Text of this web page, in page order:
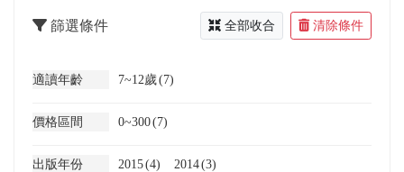
篩選條件 全部收合 清除條件
適讀年齡 7~12歲(7)
價格區間 0~300(7)
出版年份 2015(4) 2014(3)